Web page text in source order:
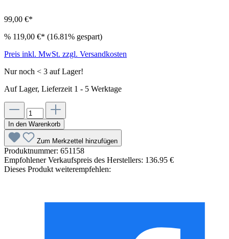
99,00 €*
% 119,00 €* (16.81% gespart)
Preis inkl. MwSt. zzgl. Versandkosten
Nur noch < 3 auf Lager!
Auf Lager, Lieferzeit 1 - 5 Werktage
In den Warenkorb
Zum Merkzettel hinzufügen
Produktnummer: 651158
Empfohlener Verkaufspreis des Herstellers: 136.95 €
Dieses Produkt weiterempfehlen: